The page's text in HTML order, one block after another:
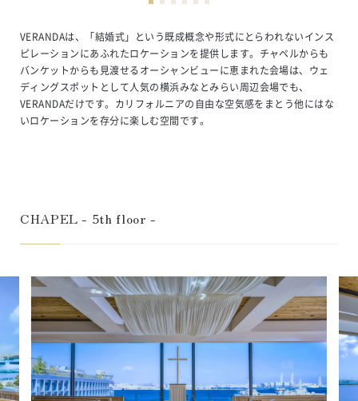
VERANDAは、「結婚式」という既成概念や形式にとらわれないインス
ピレーションにあふれたロケーションを提供します。チャペルからも
バンケットからも見渡せるオーシャンビューに恵まれた会場は、ウェ
ディングスポットとして人気の横浜みなとみらい周辺会場でも、
VERANDAだけです。カリフォルニアの自由な空気感をまとう他にはな
いロケーションを存分に楽しむ空間です。
CHAPEL - 5th floor -